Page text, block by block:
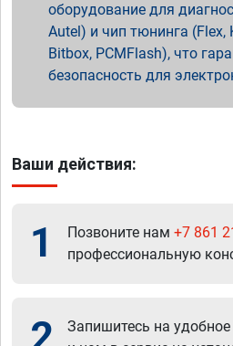
оборудование для
Autel) и чип тюнинга (Flex,
Bitbox, PCMFlash), что
безопасность для
Ваши действия:
1 Позвоните нам +7 861
профессиональную
Запишитесь на